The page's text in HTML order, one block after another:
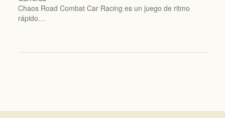
Chaos Road Combat Car Racing es un juego de ritmo
rápido…